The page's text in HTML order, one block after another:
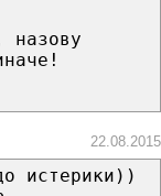
назову
22.08.2015
истерики))